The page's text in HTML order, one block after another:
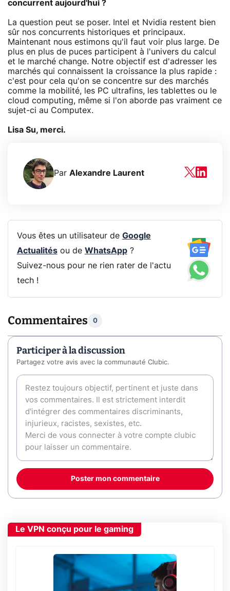
concurrent aujourd'hui ?
La question peut se poser. Intel et Nvidia restent bien
sûr nos concurrents historiques et principaux.
Maintenant nous estimons qu'il faut voir plus large. De
plus en plus de puces participent à l'univers du calcul
et le marché change. Notre objectif est d'adresser les
marchés qui connaissent la croissance la plus rapide :
c'est pour cela qu'on se concentre sur des marchés
comme la mobilité, les PC ultrafins, les tablettes ou le
cloud computing, même si l'on aborde pas vraiment ce
sujet-ci au Computex.
Lisa Su, merci.
Par Alexandre Laurent
Vous êtes un utilisateur de Google
Actualitésou de WhatsApp?
Suivez-nous pour ne rien rater de l'actu
tech !
Commentaires 0
Participer à la discussion
Partagez votre avis avec la communauté Clubic.
Poster mon commentaire
Le VPN conçu pour le gaming